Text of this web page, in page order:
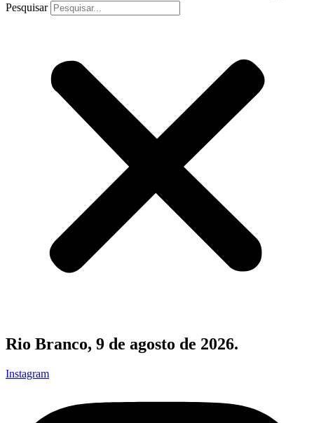
Pesquisar
Rio Branco, 9 de agosto de 2026.
Instagram